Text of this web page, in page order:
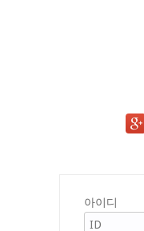
아이디